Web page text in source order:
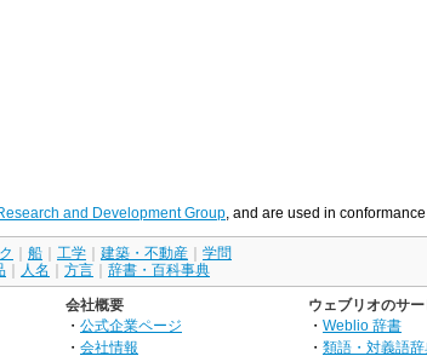
and Development Group, and are used in
船 工学 建築・不動産
学問
人名 方言 辞書・百科事典
会社概要
・ 公式企業ページ
・ 会社情報
ウェブリオのサー
・ Weblio 辞書
・ 類語・対義語辞